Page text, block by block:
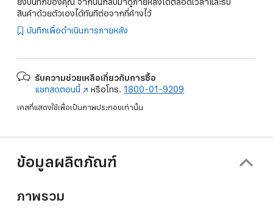
สินค้าด้วยตัวเองได้ทันทีต่อจากที่ค้างไว้
บันทึกเพื่อดำเนินการภายหลัง
รับความช่วยเหลือเกี่ยวกับการซื้อ
แชทสดตอนนี้(เปิด
หน้าต่าง
หรือโทร. 1800-01-9209
เคสที่แสดงใช้เพื่อเป็นภาพประกอบเท่านั้น
ข้อมูลผลิตภัณฑ์
ภาพรวม